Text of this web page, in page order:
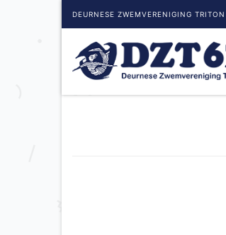
DEURNESE ZWEMVERENIGING